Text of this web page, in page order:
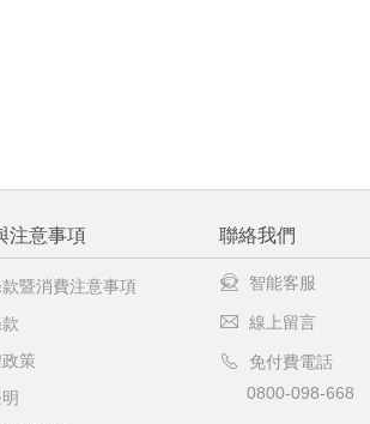
注意事項
暨消費注意事項
策
聯絡我們
智能客服
線上留言
免付費電話
0800-098-668